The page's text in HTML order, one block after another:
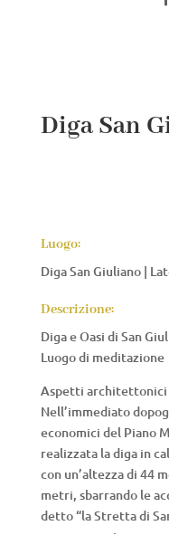
Diga San
Luogo:
Diga San Giuliano |
Descrizione:
Diga e Oasi di San
Luogo di meditazione
Aspetti architettonici
Nell’immediato
economici del Piano
realizzata la diga in
con un’altezza di 44
metri, sbarrando le
detto “la Stretta di